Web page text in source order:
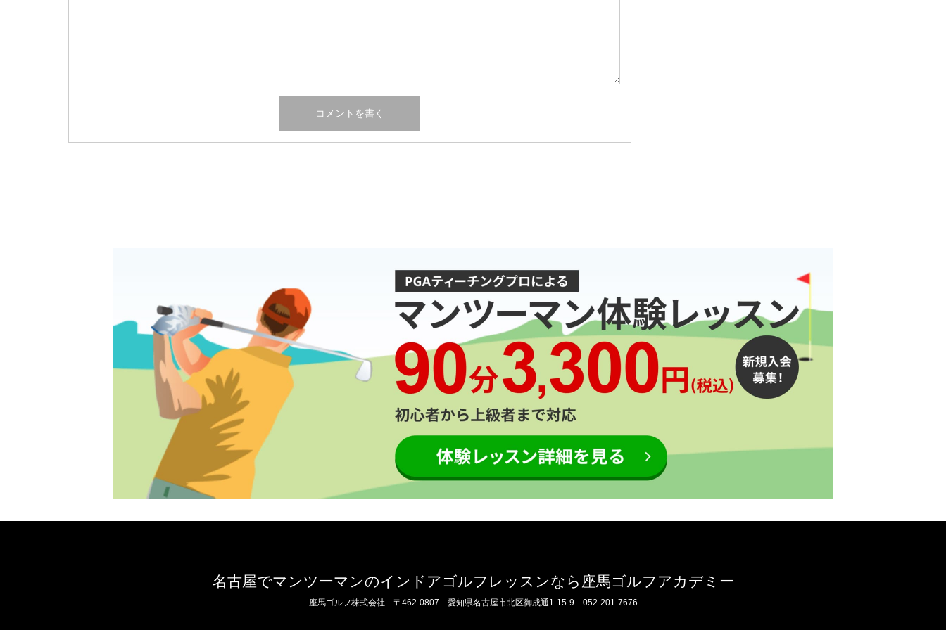
名古屋でマンツーマンのインドアゴルフレッスンなら座馬ゴルフアカデミー
座馬ゴルフ株式会社 〒462-0807 愛知県名古屋市北区御成通1-15-9 052-201-7676